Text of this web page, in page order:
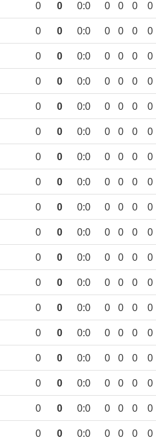
0 0 0:0 0 0 0 0
0 0 0:0 0 0 0 0
0 0 0:0 0 0 0 0
0 0 0:0 0 0 0 0
0 0 0:0 0 0 0 0
0 0 0:0 0 0 0 0
0 0 0:0 0 0 0 0
0 0 0:0 0 0 0 0
0 0 0:0 0 0 0 0
0 0 0:0 0 0 0 0
0 0 0:0 0 0 0 0
0 0 0:0 0 0 0 0
0 0 0:0 0 0 0 0
0 0 0:0 0 0 0 0
0 0 0:0 0 0 0 0
0 0 0:0 0 0 0 0
0 0 0:0 0 0 0 0
0 0 0:0 0 0 0 0